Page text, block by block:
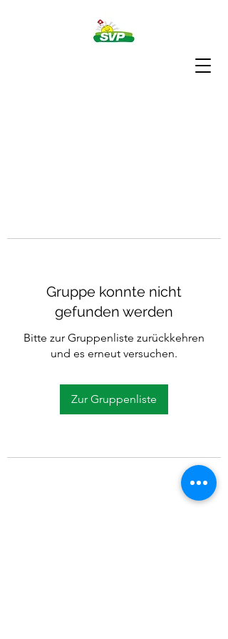
Gruppe konnte nicht
gefunden werden
Bitte zur Gruppenliste zurückkehren
und es erneut versuchen.
Zur Gruppenliste